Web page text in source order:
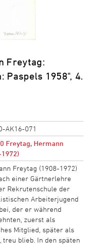
Freytag:
Paspels 1958", 4.
AK16-071
Freytag, Hermann
Freytag (1908-1972)
einer Gärtnerlehre
Rekrutenschule der
Arbeiterjugend
der er während
zuerst als
Mitglied, später als
treu blieb. In den späten